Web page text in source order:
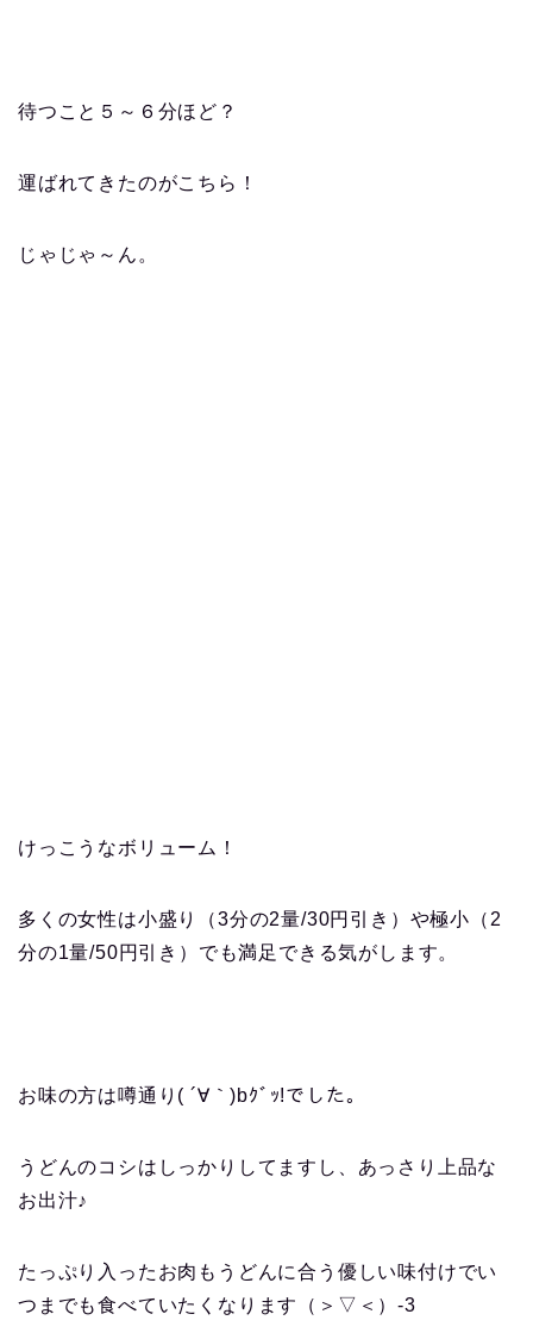
待つこと５～６分ほど？
運ばれてきたのがこちら！
じゃじゃ～ん。
けっこうなボリューム！
多くの女性は小盛り（3分の2量/30円引き）や極小（2
分の1量/50円引き）でも満足できる気がします。
お味の方は噂通り( ´∀｀)bｸﾞｯ!でした。
うどんのコシはしっかりしてますし、あっさり上品な
お出汁♪
たっぷり入ったお肉もうどんに合う優しい味付けでい
つまでも食べていたくなります（＞▽＜）-3